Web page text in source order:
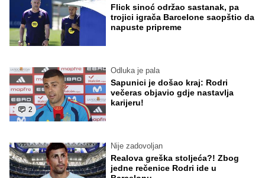
Flick sinoć održao sastanak, pa
trojici igrača Barcelone saopštio da
napuste pripreme
2
Odluka je pala
Sapunici je došao kraj: Rodri
večeras objavio gdje nastavlja
karijeru!
Nije zadovoljan
Realova greška stoljeća?! Zbog
jedne rečenice Rodri ide u